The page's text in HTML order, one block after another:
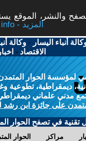
والنشر، الموقع
More info - المزيد
أنباء اليسار -وكالة
الاقتصاد -
لمؤسسة الحوار
ديمقراطية، تطوعية
مدني علماني ديمقراطي
على جائزة ابن رشد
تقنية في تصفح الحوار
الحوار مراكز